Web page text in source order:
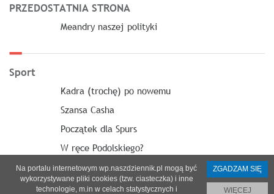
PRZEDOSTATNIA STRONA
Meandry naszej polityki
Sport
Kadra (trochę) po nowemu
Szansa Casha
Początek dla Spurs
W ręce Podolskiego?
Na portalu internetowym wp.naszdziennik.pl mogą być
wykorzystywane pliki cookies (tzw. ciasteczka) i inne
technologie, m.in w celach statystycznych i
ZGADZAM SIĘ
WIĘCEJ